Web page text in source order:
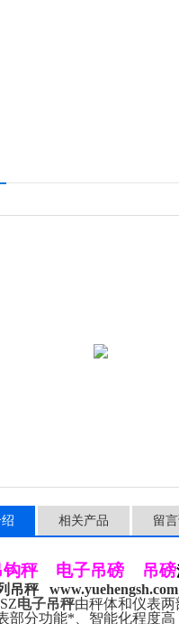
相关产品 留
钩秤 电子吊磅 吊磅
吊秤
www.yuehengsh.com
电子吊秤由秤体和仪表
部分功能*、智能化程度